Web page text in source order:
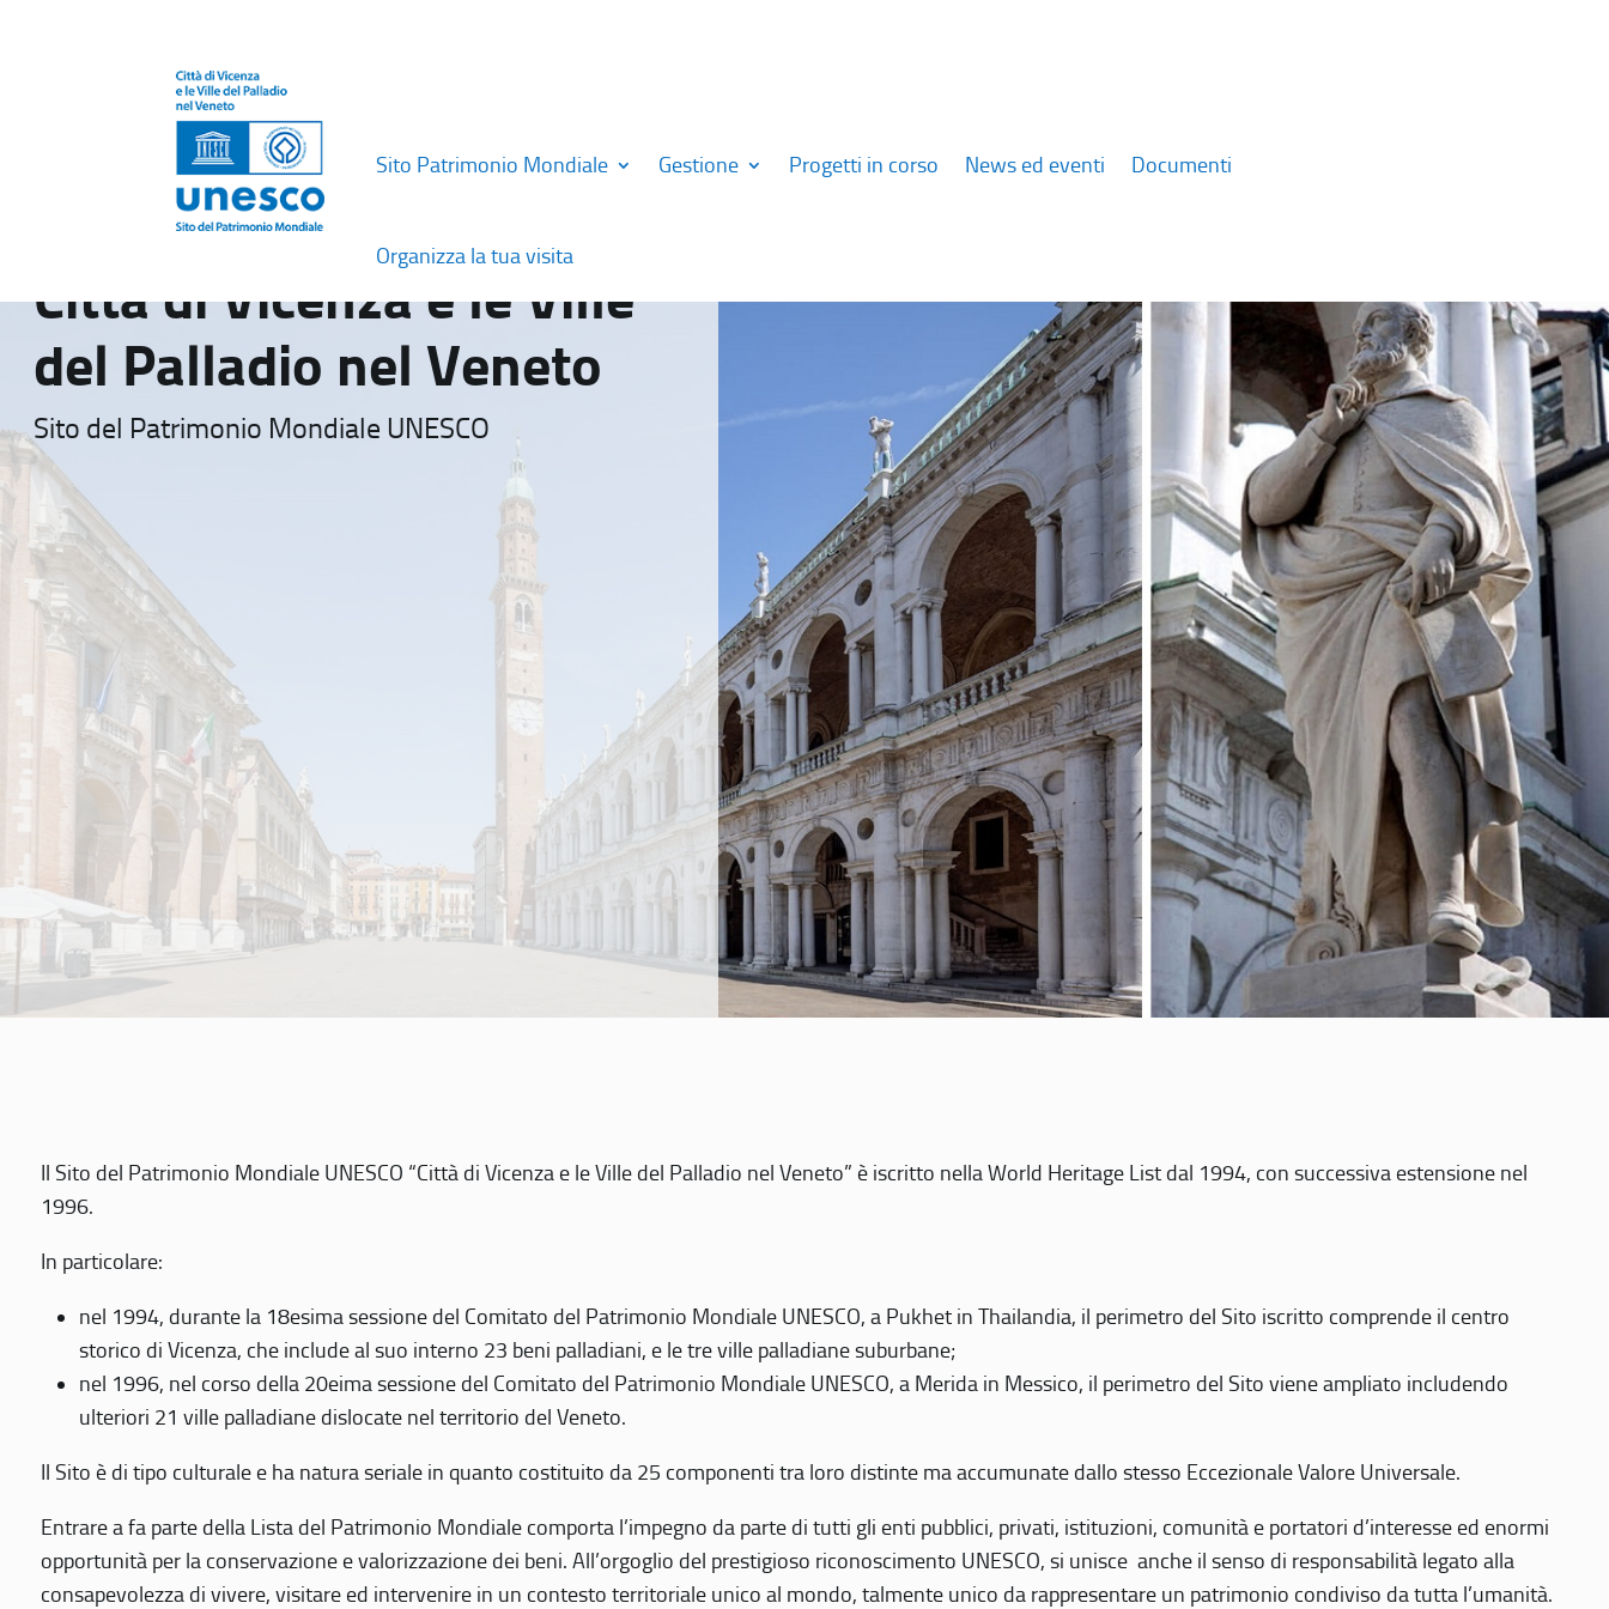
Sito Patrimonio Mondiale Gestione Progetti in corso News ed eventi Documenti
Organizza la tua visita
Città di Vicenza e le Ville
del Palladio nel Veneto
Sito del Patrimonio Mondiale UNESCO
Il Sito del Patrimonio Mondiale UNESCO “Città di Vicenza e le Ville del Palladio nel Veneto” è iscritto nella World Heritage List dal 1994, con successiva estensione nel
1996.
In particolare:
nel 1994, durante la 18esima sessione del Comitato del Patrimonio Mondiale UNESCO, a Pukhet in Thailandia, il perimetro del Sito iscritto comprende il centro
storico di Vicenza, che include al suo interno 23 beni palladiani, e le tre ville palladiane suburbane;
nel 1996, nel corso della 20eima sessione del Comitato del Patrimonio Mondiale UNESCO, a Merida in Messico, il perimetro del Sito viene ampliato includendo
ulteriori 21 ville palladiane dislocate nel territorio del Veneto.
Il Sito è di tipo culturale e ha natura seriale in quanto costituito da 25 componenti tra loro distinte ma accumunate dallo stesso Eccezionale Valore Universale.
Entrare a fa parte della Lista del Patrimonio Mondiale comporta l’impegno da parte di tutti gli enti pubblici, privati, istituzioni, comunità e portatori d’interesse ed enormi
opportunità per la conservazione e valorizzazione dei beni. All’orgoglio del prestigioso riconoscimento UNESCO, si unisce anche il senso di responsabilità legato alla
consapevolezza di vivere, visitare ed intervenire in un contesto territoriale unico al mondo, talmente unico da rappresentare un patrimonio condiviso da tutta l’umanità.